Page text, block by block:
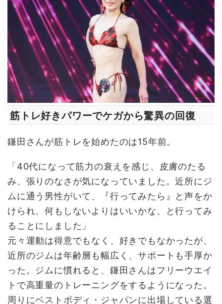
筋トレ好きパワーでケガから驚異の回復
鎌田さんが筋トレを始めたのは15年前。
「40代になって筋力の衰えを感じ、皮膚のたる
み、張りのなさが気になっていました。近所にジ
ムに通う男性がいて、『行ってみたら』と声をか
けられ、何もしないよりはいいかな、と行ってみ
ることにしました」
元々運動は得意でもなく、好きでもなかったが、
近所のジムは年齢層も幅広く、サポートも手厚か
った。ジムに慣れると、鎌田さんはフリーウエイ
トで高重量のトレーニングをするようになった。
周りにベストボディ・ジャパンに出場している選